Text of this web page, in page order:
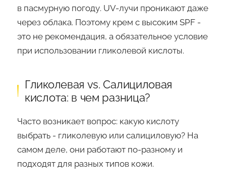
в пасмурную погоду. UV-лучи проникают даже
через облака. Поэтому крем с высоким SPF -
это не рекомендация, а обязательное условие
при использовании гликолевой кислоты.
Гликолевая vs. Салициловая
кислота: в чем разница?
Часто возникает вопрос: какую кислоту
выбрать - гликолевую или салициловую? На
самом деле, они работают по-разному и
подходят для разных типов кожи.